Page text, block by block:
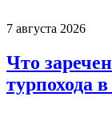
7 августа 2026
Что
турпохода